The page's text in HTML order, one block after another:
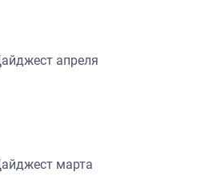
апреля
марта